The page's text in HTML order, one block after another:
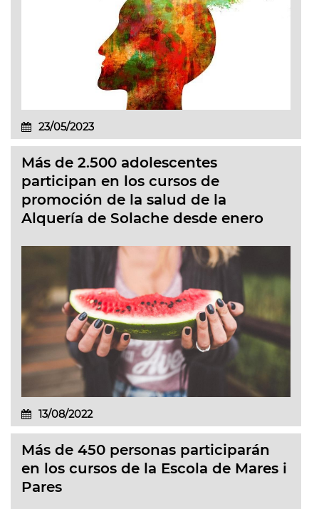
23/05/2023
Más de 2.500 adolescentes
participan en los cursos de
promoción de la salud de la
Alquería de Solache desde enero
13/08/2022
Más de 450 personas participarán
en los cursos de la Escola de Mares i
Pares